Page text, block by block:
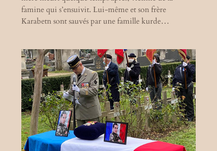
famine qui s’ensuivit. Lui-même et son frère
Karabetn sont sauvés par une famille kurde…